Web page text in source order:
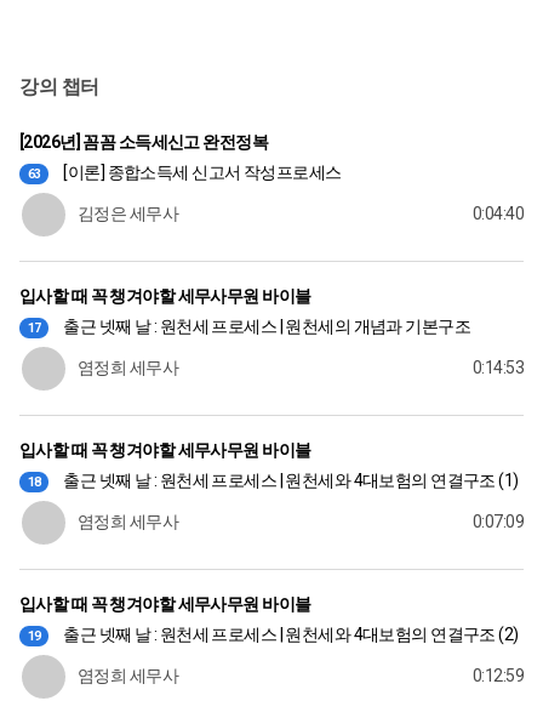
강의 챕터
[2026년] 꼼꼼 소득세신고 완전정복
63 [이론] 종합소득세 신고서 작성프로세스
김정은 세무사 0:04:40
입사할 때 꼭 챙겨야할 세무사무원 바이블
17 출근 넷째 날 : 원천세 프로세스 | 원천세의 개념과 기본구조
염정희 세무사 0:14:53
입사할 때 꼭 챙겨야할 세무사무원 바이블
18 출근 넷째 날 : 원천세 프로세스 | 원천세와 4대보험의 연결구조 (1)
염정희 세무사 0:07:09
입사할 때 꼭 챙겨야할 세무사무원 바이블
19 출근 넷째 날 : 원천세 프로세스 | 원천세와 4대보험의 연결구조 (2)
염정희 세무사 0:12:59